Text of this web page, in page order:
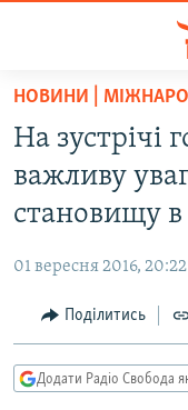
Перейти
основного
матеріалу
до
основної
навігації
Перейти
до
пошуку
ВСЕ ЗА ДОБУ
ЕКОНОМІКА
СУСПІЛЬСТВО
РОСІЙСЬКА
ДОНБАС.РЕАЛІЇ
ТИ ЯК?
НОВИНИ |
На зустрічі
важливу
становищу в
01 вересня 2016, 20:22
Поділитись
Додати Радіо Свобода